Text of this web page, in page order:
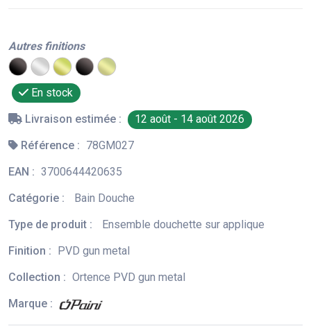
Autres finitions
En stock
Livraison estimée :
12 août - 14 août 2026
Référence : 78GM027
EAN : 3700644420635
Catégorie :
Bain Douche
Type de produit :
Ensemble douchette sur applique
Finition :
PVD gun metal
Collection : Ortence PVD gun metal
Marque :